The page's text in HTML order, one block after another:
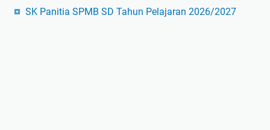
SK Panitia SPMB SD Tahun Pelajaran 2026/2027